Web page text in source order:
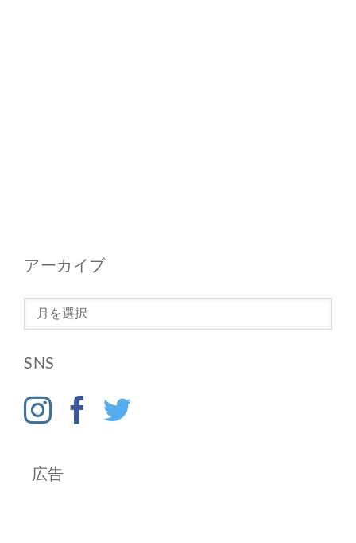
アーカイブ
ー
ブ
SNS
広告